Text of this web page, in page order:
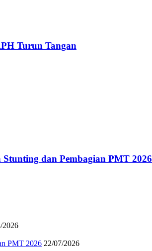
Turun Tangan
dan Pembagian PMT 2026
2026
PMT 2026 22/07/2026